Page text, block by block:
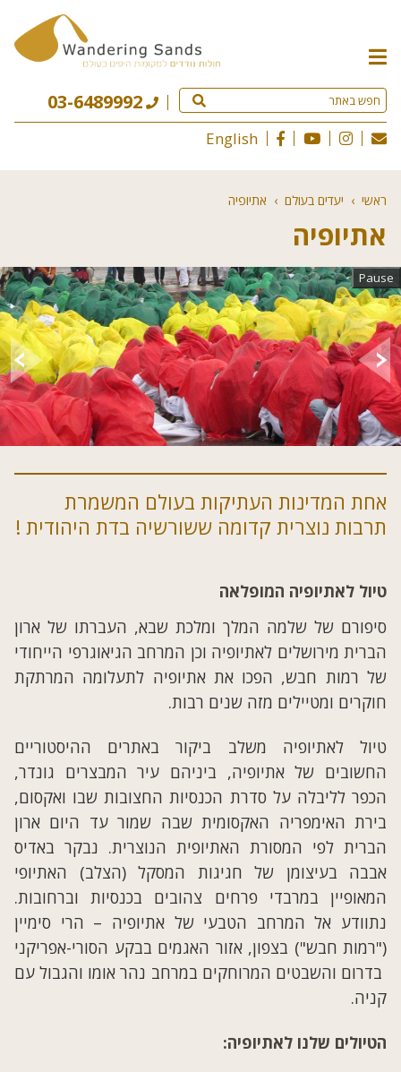
תפריט
האתר
03-6489992
English
ראשי › יעדים בעולם › אתיופיה
אתיופיה
Pause
אחת המדינות העתיקות בעולם המשמרת
תרבות נוצרית קדומה ששורשיה בדת היהודית !
טיול לאתיופיה המופלאה
סיפורם של שלמה המלך ומלכת שבא, העברתו של ארון
הברית מירושלים לאתיופיה וכן המרחב הגיאוגרפי הייחודי
של רמות חבש, הפכו את אתיופיה לתעלומה המרתקת
חוקרים ומטיילים מזה שנים רבות.
טיול לאתיופיה משלב ביקור באתרים ההיסטוריים
החשובים של אתיופיה, ביניהם עיר המבצרים גונדר,
הכפר לליבלה על סדרת הכנסיות החצובות שבו ואקסום,
בירת האימפריה האקסומית שבה שמור עד היום ארון
הברית לפי המסורת האתיופית הנוצרית. נבקר באדיס
אבבה בעיצומן של חגיגות המסקל (הצלב) האתיופי
המאופיין במרבדי פרחים צהובים בכנסיות וברחובות.
נתוודע אל המרחב הטבעי של אתיופיה – הרי סימיין
("רמות חבש") בצפון, אזור האגמים בבקע הסורי-אפריקני
בדרום והשבטים המרוחקים במרחב נהר אומו והגבול עם
קניה.
הטיולים שלנו לאתיופיה: